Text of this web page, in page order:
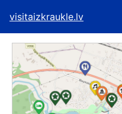
visitaizkraukle.lv